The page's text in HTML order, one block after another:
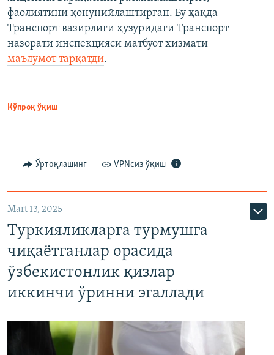
фаолиятини қонунийлаштирган. Бу ҳақда
Транспорт вазирлиги ҳузуридаги Транспорт
назорати инспекцияси матбуот хизмати
маълумот тарқатди.
Кўпроқ ўқиш
Ўртоқлашинг VPNсиз ўқиш
Mart 13, 2025
Туркияликларга турмушга
чиқаётганлар орасида
ўзбекистонлик қизлар
иккинчи ўринни эгаллади